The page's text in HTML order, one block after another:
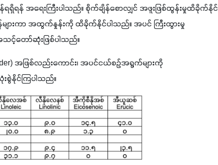
ရန် အရေးကြီးပါသည်။ စိုက်ချိန်စောလျှင် အဖူးဖြစ်ထွန်းမှုထိခိုက်နိုင်
န်များကာ အထွက်နှုန်းကို ထိခိုက်နိုင်ပါသည်။ အပင် ကြီးထွားမှု
င့်တော်ဆုံးဖြစ်ပါသည်။
အဖြစ်လည်းကောင်း၊ အပင်ငယ်စဉ်အရွက်များကို
စွဲနိုင်ကြပါသည်။